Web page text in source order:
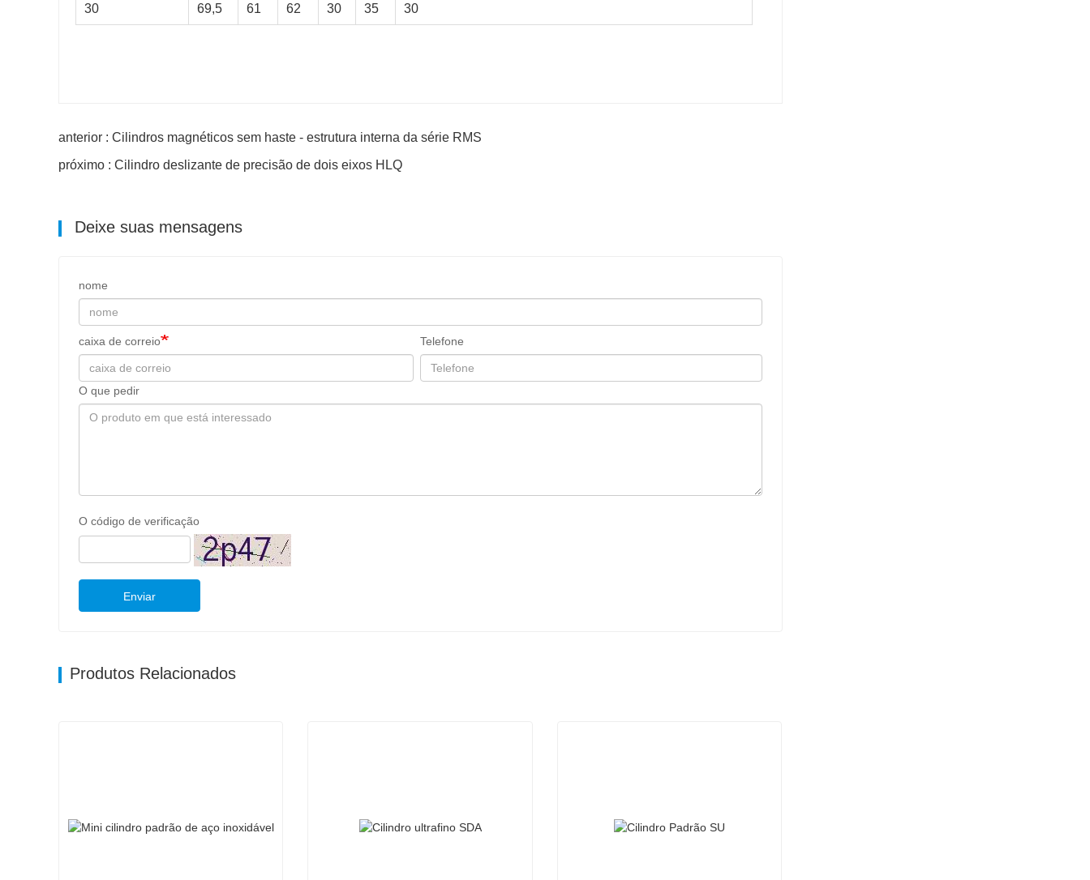
30 69,5 61 62 30 35 30
anterior : Cilindros magnéticos sem haste - estrutura interna da série RMS
próximo : Cilindro deslizante de precisão de dois eixos HLQ
Deixe suas mensagens
nome
caixa de correio Telefone
O que pedir
O código de verificação
Enviar
Produtos Relacionados